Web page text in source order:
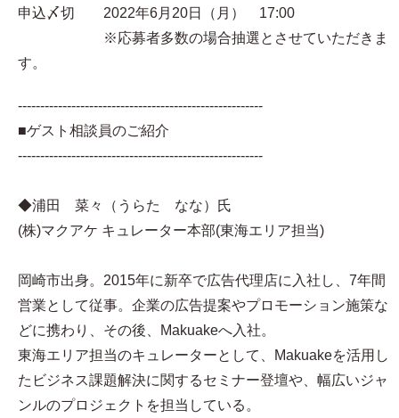
申込〆切 2022年6月20日（月） 17:00
※応募者多数の場合抽選とさせていただきま
す。
-------------------------------------------------------
■ゲスト相談員のご紹介
-------------------------------------------------------
◆浦田 菜々（うらた なな）氏
(株)マクアケ キュレーター本部(東海エリア担当)
岡崎市出身。2015年に新卒で広告代理店に入社し、7年間
営業として従事。企業の広告提案やプロモーション施策な
どに携わり、その後、Makuakeへ入社。
東海エリア担当のキュレーターとして、Makuakeを活用し
たビジネス課題解決に関するセミナー登壇や、幅広いジャ
ンルのプロジェクトを担当している。